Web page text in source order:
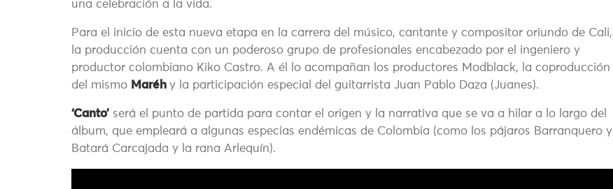
una celebración a la vida.
Para el inicio de esta nueva etapa en la carrera del músico, cantante y compositor oriundo de Cali,
la producción cuenta con un poderoso grupo de profesionales encabezado por el ingeniero y
productor colombiano Kiko Castro. A él lo acompañan los productores Modblack, la coproducción
del mismo Maréh y la participación especial del guitarrista Juan Pablo Daza (Juanes).
‘Canto’ será el punto de partida para contar el origen y la narrativa que se va a hilar a lo largo del
álbum, que empleará a algunas especias endémicas de Colombia (como los pájaros Barranquero y
Batará Carcajada y la rana Arlequín).